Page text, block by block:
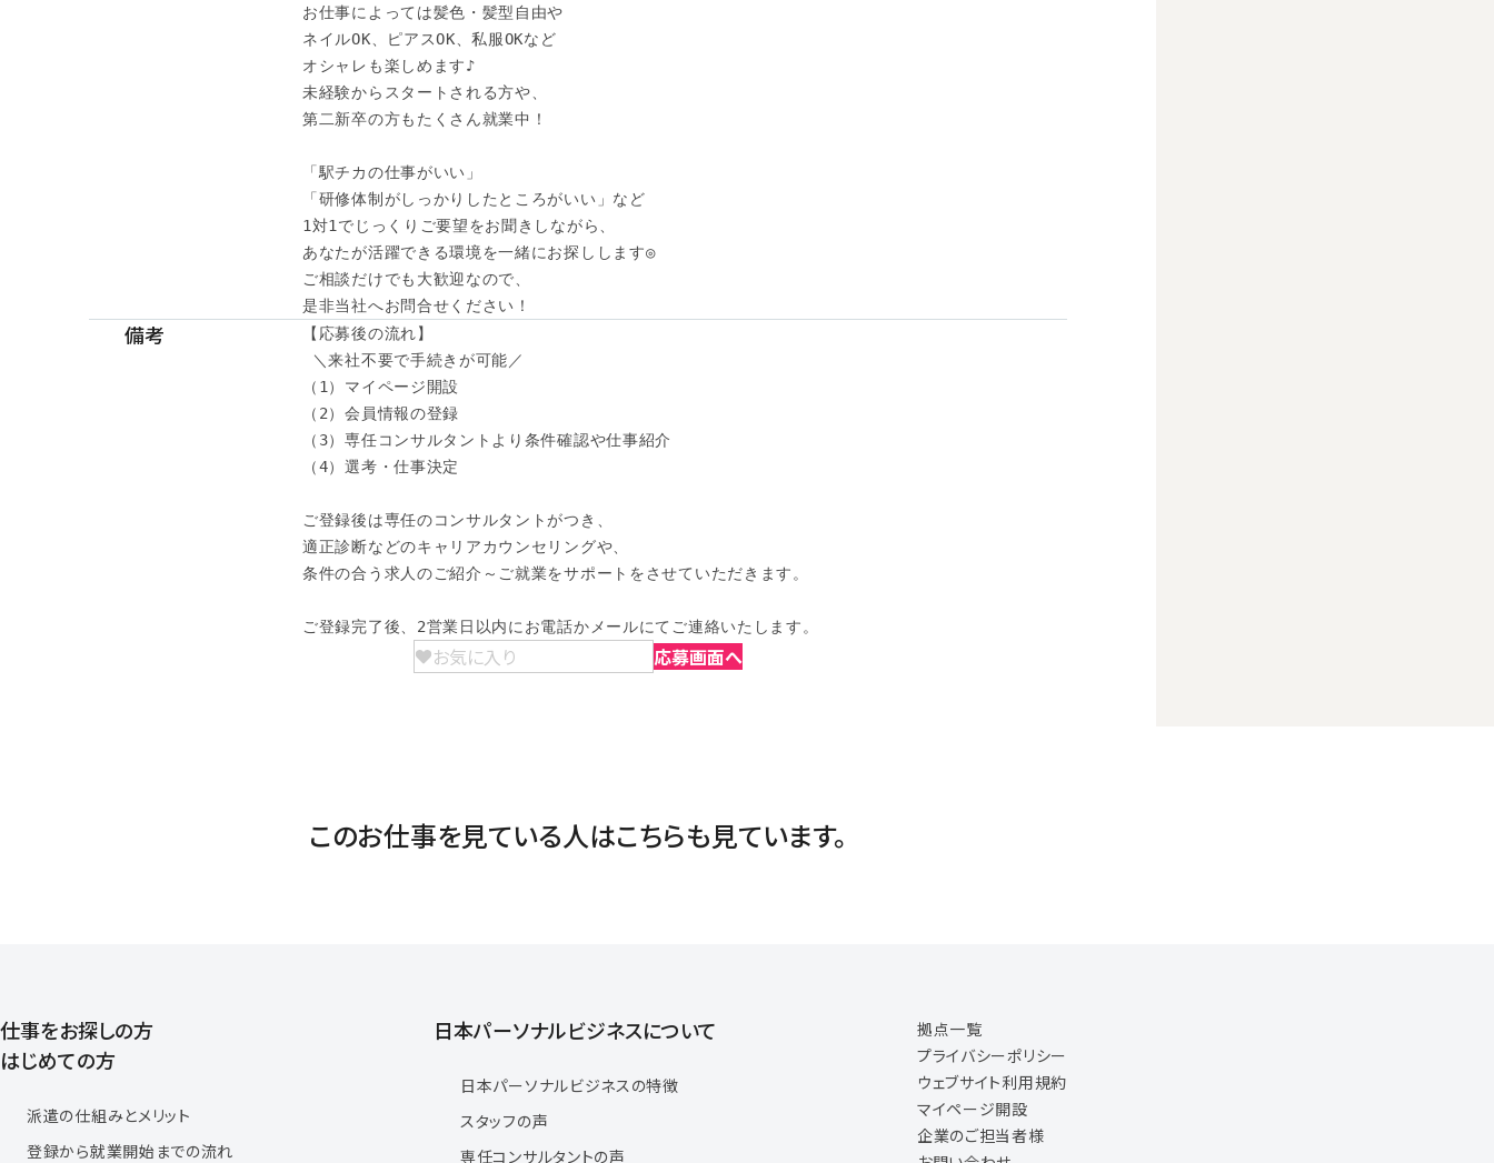
お仕事によっては髪色・髪型自由や
ネイルOK、ピアスOK、私服OKなど
オシャレも楽しめます♪
未経験からスタートされる方や、
第二新卒の方もたくさん就業中！
「駅チカの仕事がいい」
「研修体制がしっかりしたところがいい」など
1対1でじっくりご要望をお聞きしながら、
あなたが活躍できる環境を一緒にお探しします◎
ご相談だけでも大歓迎なので、
是非当社へお問合せください！
備考
【応募後の流れ】
＼来社不要で手続きが可能／
（1）マイページ開設
（2）会員情報の登録
（3）専任コンサルタントより条件確認や仕事紹介
（4）選考・仕事決定
ご登録後は専任のコンサルタントがつき、
適正診断などのキャリアカウンセリングや、
条件の合う求人のご紹介～ご就業をサポートをさせていただきます。
ご登録完了後、2営業日以内にお電話かメールにてご連絡いたします。
お気に入り 応募画面へ
このお仕事を見ている人はこちらも見ています。
仕事をお探しの方
はじめての方
派遣の仕組みとメリット
登録から就業開始までの流れ
日本パーソナルビジネスについて
日本パーソナルビジネスの特徴
スタッフの声
専任コンサルタントの声
拠点一覧
プライバシーポリシー
ウェブサイト利用規約
マイページ開設
企業のご担当者様